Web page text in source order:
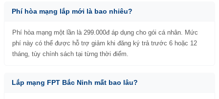
Phí hòa mạng lắp mới là bao nhiêu?
Phí hòa mạng một lần là 299.000đ áp dụng cho gói cá nhân. Mức
phí này có thể được hỗ trợ giảm khi đăng ký trả trước 6 hoặc 12
tháng, tùy chính sách tại từng thời điểm.
Lắp mạng FPT Bắc Ninh mất bao lâu?